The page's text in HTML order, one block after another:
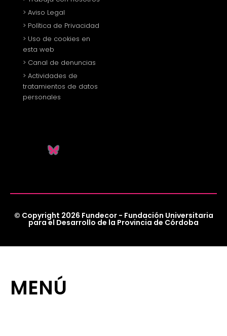
> Aviso Legal
> Política de Privacidad
> Uso de cookies en
esta web
> Canal de denuncias
> Actividades de
tratamientos de datos
personales
© Copyright 2026 Fundecor - Fundación Universitaria
para el Desarrollo de la Provincia de Córdoba
MENÚ